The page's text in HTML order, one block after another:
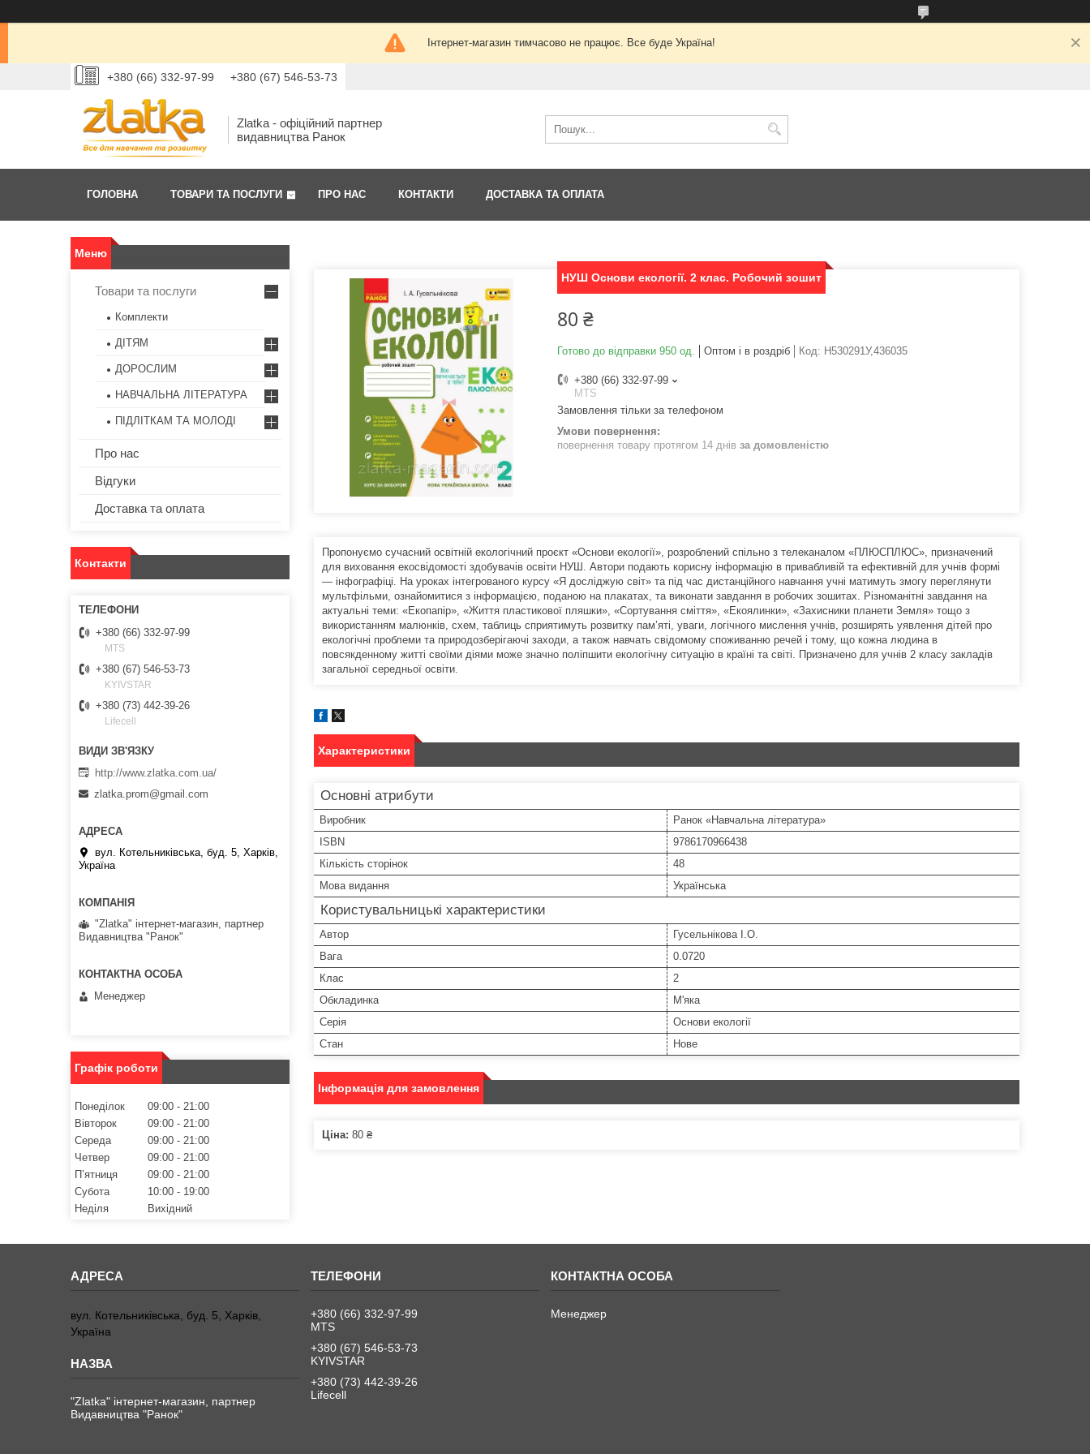
Інтернет-магазин тимчасово не працює. Все буде Україна!
+380 (66) 332-97-99 +380 (67) 546-53-73
Zlatka - офіційний партнер
видавництва Ранок
ГОЛОВНА ТОВАРИ ТА ПОСЛУГИ ПРО НАС КОНТАКТИ ДОСТАВКА ТА ОПЛАТА
НУШ Основи екології. 2 клас. Робочий зошит
80 ₴
Готово до відправки 950 од. Оптом і в роздріб Код: Н530291У,436035
+380 (66) 332-97-99
MTS
Замовлення тільки за телефоном
повернення товару протягом 14 днів за домовленістю
Пропонуємо сучасний освітній екологічний проєкт «Основи екології», розроблений спільно з телеканалом «ПЛЮСПЛЮС», призначений
для виховання екосвідомості здобувачів освіти НУШ. Автори подають корисну інформацію в привабливій та ефективній для учнів формі
— інфографіці. На уроках інтегрованого курсу «Я досліджую світ» та під час дистанційного навчання учні матимуть змогу переглянути
мультфільми, ознайомитися з інформацією, поданою на плакатах, та виконати завдання в робочих зошитах. Різноманітні завдання на
актуальні теми: «Екопапір», «Життя пластикової пляшки», «Сортування сміття», «Екоялинки», «Захисники планети Земля» тощо з
використанням малюнків, схем, таблиць сприятимуть розвитку пам’яті, уваги, логічного мислення учнів, розширять уявлення дітей про
екологічні проблеми та природозберігаючі заходи, а також навчать свідомому споживанню речей і тому, що кожна людина в
повсякденному житті своїми діями може значно поліпшити екологічну ситуацію в країні та світі. Призначено для учнів 2 класу закладів
загальної середньої освіти.
Характеристики
Основні атрибути
Виробник
Ранок «Навчальна література»
ISBN
9786170966438
Кількість сторінок
48
Мова видання
Українська
Користувальницькі характеристики
Автор
Гусельнікова І.О.
Вага
0.0720
Клас
2
Обкладинка
М'яка
Серія
Основи екології
Стан
Нове
Інформація для замовлення
Ціна: 80 ₴
Товари та послуги
Комплекти
ДІТЯМ
ДОРОСЛИМ
НАВЧАЛЬНА ЛІТЕРАТУРА
ПІДЛІТКАМ ТА МОЛОДІ
Про нас
Відгуки
Доставка та оплата
Контакти
+380 (66) 332-97-99
MTS
+380 (67) 546-53-73
KYIVSTAR
+380 (73) 442-39-26
Lifecell
http://www.zlatka.com.ua/
zlatka.prom@gmail.com
вул. Котельниківська, буд. 5, Харків,
Україна
"Zlatka" інтернет-магазин, партнер
Видавництва "Ранок"
Менеджер
Графік роботи
Понеділок 09:00
21:00
Вівторок
09:00
21:00
Середа
09:00
21:00
Четвер
09:00
21:00
Пʼятниця
09:00
21:00
Субота
10:00
19:00
Неділя
Вихідний
вул. Котельниківська, буд. 5, Харків,
Україна
"Zlatka" інтернет-магазин, партнер
Видавництва "Ранок"
+380 (66) 332-97-99
MTS
+380 (67) 546-53-73
KYIVSTAR
+380 (73) 442-39-26
Lifecell
Менеджер